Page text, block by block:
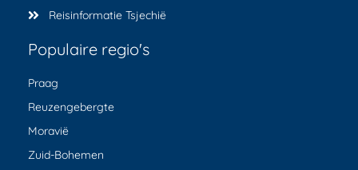
Reisinformatie Tsjechië
Populaire regio's
Praag
Reuzengebergte
Moravië
Zuid-Bohemen